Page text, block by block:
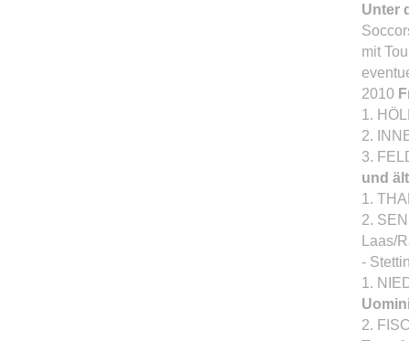
Unter
mit
2010
1.
2.
3.
und
1.
2.
Laas/
-
1.
2.